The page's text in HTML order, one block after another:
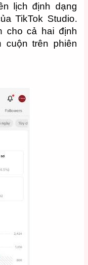
lịch định dạng
TikTok Studio.
cho cả hai định
cuộn trên phiên